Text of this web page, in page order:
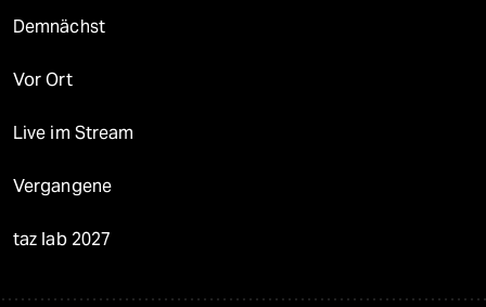
Demnächst
Vor Ort
Live im Stream
Vergangene
taz lab 2027